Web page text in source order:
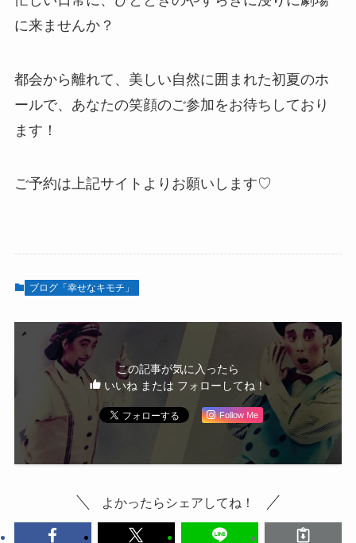
に来ませんか？
都会から離れて、美しい自然に囲まれた初夏のホ
ールで、あなたの笑顔のご参加をお待ちしており
ます！
ご予約は上記サイトよりお願いします♡
ブログ「幸せなキモチ」
この記事が気に入ったら
いいね または フォローしてね！
Follow Me
よかったらシェアしてね！